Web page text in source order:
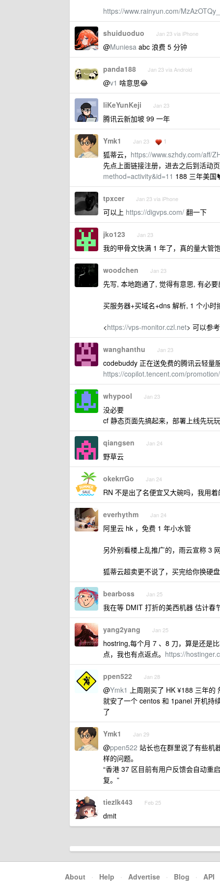
https://www.rainyun.com/MzAzOTQy_
shuiduoduo Jan 23 via iPhone
@Muniesa abc 浪费 5 分钟
panda188 Jan 23 via Android
@v1 啥意思😂
liKeYunKeji Jan 23
腾讯云新加坡 99 一年
Ymk1 Jan 23 1
狐蒂云， https://www.szhdy.com/aff/
先点上面链接注册，进去之后到活动
method=activity&id=11 188 三年美国
tpxcer Jan 23 via iPhone
可以上 https://digvps.com/ 翻一下
jko123 Jan 23
我的甲骨文快满 1 年了，真的量大管
woodchen Jan 23
先写, 本地跑通了, 觉得有意思, 有必
买服务器+买域名+dns 解析, 1 个小
<https://vps-monitor.czl.net> 可以参
wanghanthu Jan 23
codebuddy 正在送免费的腾讯云轻量
https://copilot.tencent.com/promotion/
whypool Jan 23
没必要
cf 静态页面先搞起来，部署上线先玩
qiangsen Jan 24
野草云
okekrrGo Jan 24
RN 不是出了名便宜又大碗吗，我用
everhythm Jan 24
阿里云 hk ，免费 1 年小水管
另外别看楼上乱推广的，雨云宣称 3
狐蒂云超卖更不说了，买完给你换硬
bearboss Jan 25
我在等 DMIT 打折的美西机器 估计春
yang2yang Jan 25
hostring,每个月 7 、8 刀，算是还是
点，我也有点返点。 https://
ppen522 Jan 28
@Ymk1
上周刚买了 HK ¥188 三年的
就安了一个 centos 和 1panel 开机持
了
Ymk1 Jan 29
@ppen522 站长也在群里说了有些机
样的问题。
“香港 37 区目前有用户反馈会自动重
复。”
tiezlk443 Feb 25
dmit
About · Help · Advertise · Blog · API